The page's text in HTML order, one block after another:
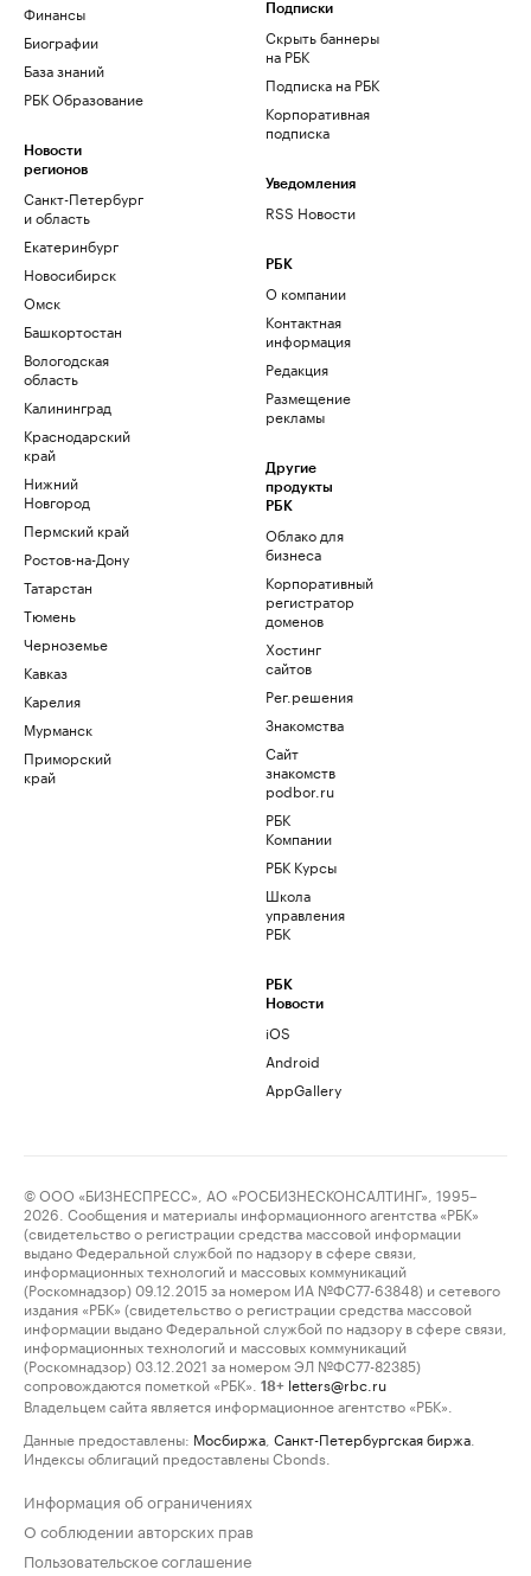
Финансы
Биографии
База знаний
РБК Образование
Новости
регионов
Санкт-Петербург
и область
Екатеринбург
Новосибирск
Омск
Башкортостан
Вологодская
область
Калининград
Краснодарский
край
Нижний
Новгород
Пермский край
Ростов-на-Дону
Татарстан
Тюмень
Черноземье
Кавказ
Карелия
Мурманск
Приморский
край
Подписки
Скрыть баннеры
на РБК
Подписка на РБК
Корпоративная
подписка
Уведомления
RSS Новости
РБК
О компании
Контактная
информация
Редакция
Размещение
рекламы
Другие
продукты
РБК
Облако для
бизнеса
Корпоративный
регистратор
доменов
Хостинг
сайтов
Рег.решения
Знакомства
Сайт
знакомств
podbor.ru
РБК
Компании
РБК Курсы
Школа
управления
РБК
РБК
Новости
iOS
Android
AppGallery
© ООО «БИЗНЕСПРЕСС», АО «РОСБИЗНЕСКОНСАЛТИНГ», 1995–
2026. Сообщения и материалы информационного агентства «РБК»
(свидетельство о регистрации средства массовой информации
выдано Федеральной службой по надзору в сфере связи,
информационных технологий и массовых коммуникаций
(Роскомнадзор) 09.12.2015 за номером ИА №ФС77-63848) и сетевого
издания «РБК» (свидетельство о регистрации средства массовой
информации выдано Федеральной службой по надзору в сфере связи,
информационных технологий и массовых коммуникаций
(Роскомнадзор) 03.12.2021 за номером ЭЛ №ФС77-82385)
сопровождаются пометкой «РБК».
18+ letters@rbc.ru
Владельцем сайта является информационное агентство «РБК».
Данные предоставлены: Мосбиржа Санкт-Петербургская биржа
Индексы облигаций предоставлены Cbonds.
Информация об ограничениях
О соблюдении авторских прав
Пользовательское соглашение